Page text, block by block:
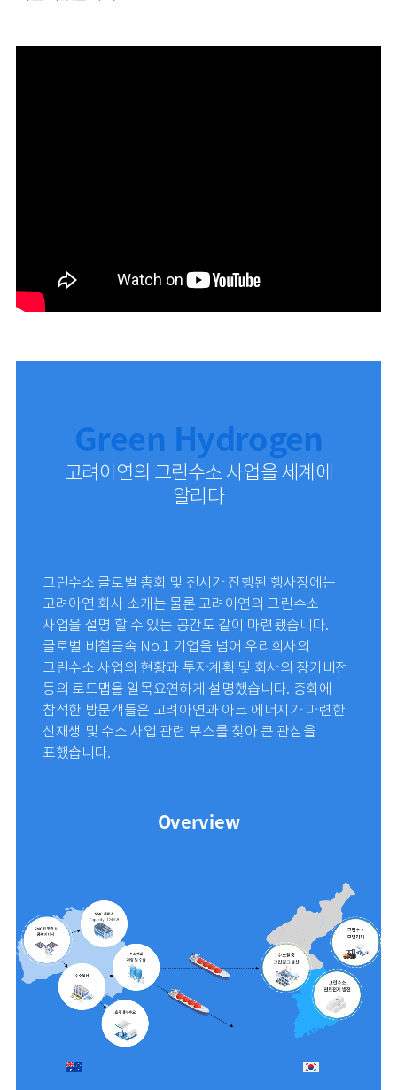
Green Hydrogen
고려아연의 그린수소 사업을 세계에
알리다
그린수소 글로벌 총회 및 전시가 진행된 행사장에는
고려아연 회사 소개는 물론 고려아연의 그린수소
사업을 설명 할 수 있는 공간도 같이 마련됐습니다.
글로벌 비철금속 No.1 기업을 넘어 우리회사의
그린수소 사업의 현황과 투자계획 및 회사의 장기비전
등의 로드맵을 일목요연하게 설명했습니다. 총회에
참석한 방문객들은 고려아연과 아크 에너지가 마련한
신재생 및 수소 사업 관련 부스를 찾아 큰 관심을
표했습니다.
Overview